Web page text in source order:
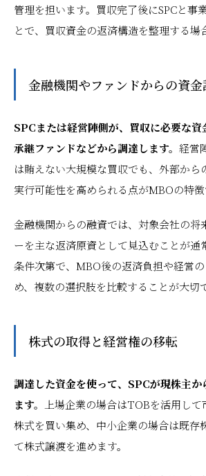
管理を担います。買収完了後にSPCと事
とで、買収資金の返済構造を整理する場
金融機関やファンドからの資金
SPCまたは経営陣側が、買収に必要な
承継ファンドなどから調達します。 経営
は賄えない大規模な買収でも、外部から
実行可能性を高められる点がMBOの特徴
金融機関からの融資では、対象会社の将
ーを主な返済原資として見込むことが通
条件次第で、MBO後の返済負担や経営
め、複数の選択肢を比較することが大切
株式の取得と経営権の移転
調達した資金を使って、SPCが現株主か
ます。
上場企業の場合はTOBを活用し
株式を買い集め、中小企業の場合は既存
て株式譲渡を進めます。